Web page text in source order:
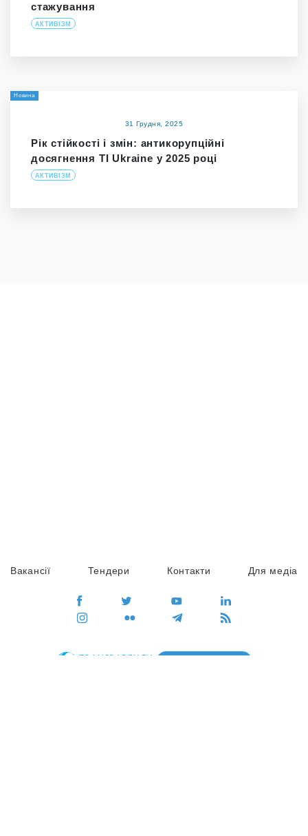
стажування
АКТИВІЗМ
Новина
31 Грудня, 2025
Рік стійкості і змін: антикорупційні
досягнення TI Ukraine у 2025 році
АКТИВІЗМ
Вакансії Тендери Контакти Для медіа